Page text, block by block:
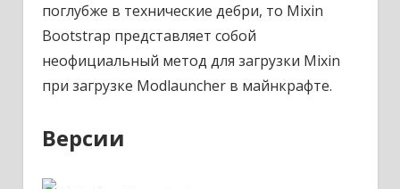
поглубже в технические дебри, то Mixin
Bootstrap представляет собой
неофициальный метод для загрузки Mixin
при загрузке Modlauncher в майнкрафте.
Версии